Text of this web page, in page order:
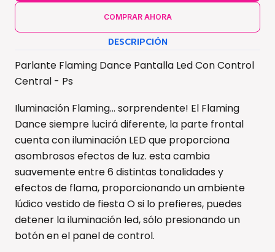
COMPRAR AHORA
DESCRIPCIÓN
Parlante Flaming Dance Pantalla Led Con Control
Central - Ps
Iluminación Flaming... sorprendente! El Flaming
Dance siempre lucirá diferente, la parte frontal
cuenta con iluminación LED que proporciona
asombrosos efectos de luz. esta cambia
suavemente entre 6 distintas tonalidades y
efectos de flama, proporcionando un ambiente
lúdico vestido de fiesta O si lo prefieres, puedes
detener la iluminación led, sólo presionando un
botón en el panel de control.